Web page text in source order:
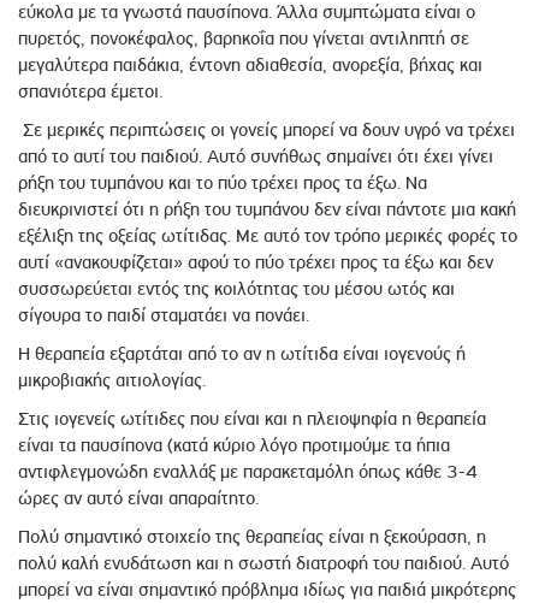
εύκολα με τα γνωστά παυσίπονα. Άλλα συμπτώματα είναι ο
πυρετός, πονοκέφαλος, βαρηκοΐα που γίνεται αντιληπτή σε
μεγαλύτερα παιδάκια, έντονη αδιαθεσία, ανορεξία, βήχας και
σπανιότερα έμετοι.
Σε μερικές περιπτώσεις οι γονείς μπορεί να δουν υγρό να τρέχει
από το αυτί του παιδιού. Αυτό συνήθως σημαίνει ότι έχει γίνει
ρήξη του τυμπάνου και το πύο τρέχει προς τα έξω. Να
διευκρινιστεί ότι η ρήξη του τυμπάνου δεν είναι πάντοτε μια κακή
εξέλιξη της οξείας ωτίτιδας. Με αυτό τον τρόπο μερικές φορές το
αυτί «ανακουφίζεται» αφού το πύο τρέχει προς τα έξω και δεν
συσσωρεύεται εντός της κοιλότητας του μέσου ωτός και
σίγουρα το παιδί σταματάει να πονάει.
Η θεραπεία εξαρτάται από το αν η ωτίτιδα είναι ιογενούς ή
μικροβιακής αιτιολογίας.
Στις ιογενείς ωτίτιδες που είναι και η πλειοψηφία η θεραπεία
είναι τα παυσίπονα (κατά κύριο λόγο προτιμούμε τα ήπια
αντιφλεγμονώδη εναλλάξ με παρακεταμόλη όπως κάθε 3-4
ώρες αν αυτό είναι απαραίτητο.
Πολύ σημαντικό στοιχείο της θεραπείας είναι η ξεκούραση, η
πολύ καλή ενυδάτωση και η σωστή διατροφή του παιδιού. Αυτό
μπορεί να είναι σημαντικό πρόβλημα ιδίως για παιδιά μικρότερης